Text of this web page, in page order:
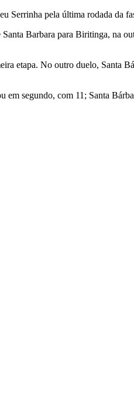
Serrinha pela última rodada da
Barbara para Biritinga, na
etapa. No outro duelo, Santa
em segundo, com 11; Santa